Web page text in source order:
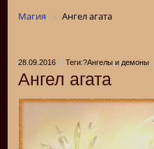
Магия Ангел агата
28.09.2016 Теги:?Ангелы и демоны
Ангел агата